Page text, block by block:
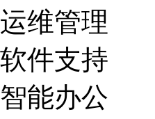
运维管理
软件支持
智能办公